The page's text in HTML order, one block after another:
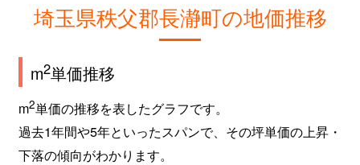
埼玉県秩父郡長瀞町の地価推移
m2単価推移
m2単価の推移を表したグラフです。
過去1年間や5年といったスパンで、その坪単価の上昇・
下落の傾向がわかります。